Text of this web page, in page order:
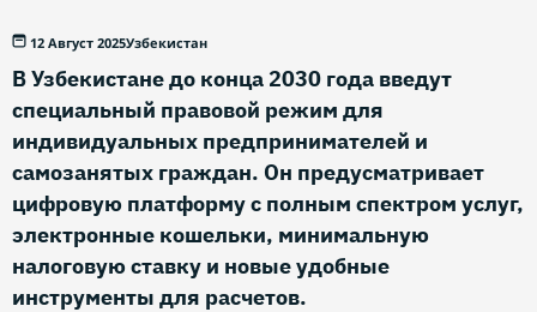
12 Август 2025Узбекистан
В Узбекистане до конца 2030 года введут
специальный правовой режим для
индивидуальных предпринимателей и
самозанятых граждан. Он предусматривает
цифровую платформу с полным спектром услуг,
электронные кошельки, минимальную
налоговую ставку и новые удобные
инструменты для расчетов.